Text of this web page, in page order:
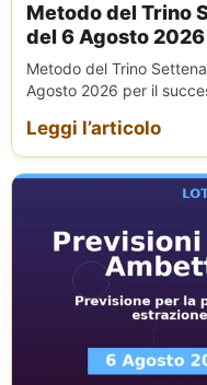
Metodo del Trino
del 6 Agosto 2026
Metodo del Trino
Agosto 2026 per il
Leggi l’articolo